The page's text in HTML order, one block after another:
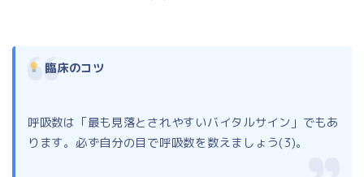
臨床のコツ
呼吸数は「最も見落とされやすいバイタルサイン」でもあ
ります。必ず自分の目で呼吸数を数えましょう(3)。